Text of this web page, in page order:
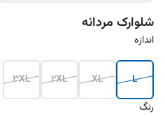
شلوارک مردانه
اندازه
L
XL
2XL
3XL
رنگ